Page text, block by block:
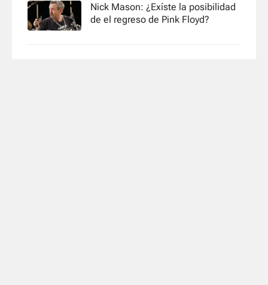
Nick Mason: ¿Exíste la posibilidad
de el regreso de Pink Floyd?